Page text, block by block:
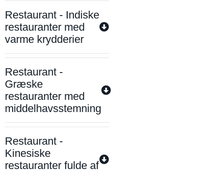
Restaurant - Indiske
restauranter med
varme krydderier
Restaurant -
Græske
restauranter med
middelhavsstemning
Restaurant -
Kinesiske
restauranter fulde af